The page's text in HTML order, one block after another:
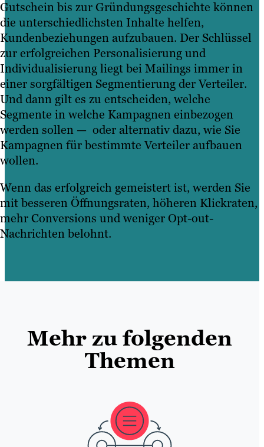
Gutschein bis zur Gründungsgeschichte können
die unterschiedlichsten Inhalte helfen,
Kundenbeziehungen aufzubauen. Der Schlüssel
zur erfolgreichen Personalisierung und
Individualisierung liegt bei Mailings immer in
einer sorgfältigen Segmentierung der Verteiler.
Und dann gilt es zu entscheiden, welche
Segmente in welche Kampagnen einbezogen
werden sollen — oder alternativ dazu, wie Sie
Kampagnen für bestimmte Verteiler aufbauen
wollen.
Wenn das erfolgreich gemeistert ist, werden Sie
mit besseren Öffnungsraten, höheren Klickraten,
mehr Conversions und weniger Opt-out-
Nachrichten belohnt.
Mehr zu folgenden
Themen